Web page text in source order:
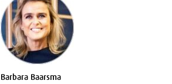
Barbara Baarsma